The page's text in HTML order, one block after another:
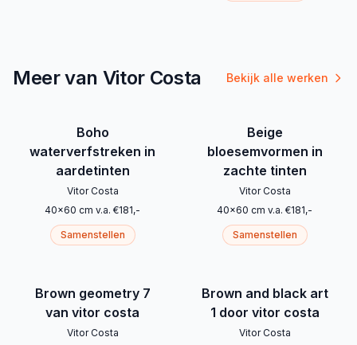
Meer van Vitor Costa Bekijk alle werken
Boho
waterverfstreken in
aardetinten
Vitor Costa
40x60 cm v.a. €181,-
Samenstellen
Beige
bloesemvormen in
zachte tinten
Vitor Costa
40x60 cm v.a. €181,-
Samenstellen
Brown geometry 7
van vitor costa
Vitor Costa
Brown and black art
1 door vitor costa
Vitor Costa